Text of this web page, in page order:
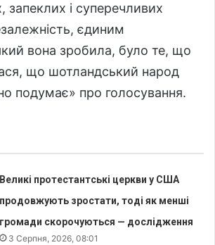
запеклих і суперечливих
єдиним
вона зробила, було те, що
що шотландський народ
подумає» про голосування.
Великі протестантські церкви у США
продовжують зростати, тоді як менші
громади скорочуються — дослідження
3 Серпня, 2026, 08:01